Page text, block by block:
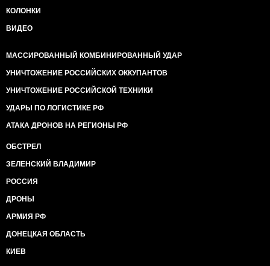
КОЛОНКИ
ВИДЕО
МАССИРОВАННЫЙ КОМБИНИРОВАННЫЙ УДАР
УНИЧТОЖЕНИЕ РОССИЙСКИХ ОККУПАНТОВ
УНИЧТОЖЕНИЕ РОССИЙСКОЙ ТЕХНИКИ
УДАРЫ ПО ЛОГИСТИКЕ РФ
АТАКА ДРОНОВ НА РЕГИОНЫ РФ
ОБСТРЕЛ
ЗЕЛЕНСКИЙ ВЛАДИМИР
РОССИЯ
ДРОНЫ
АРМИЯ РФ
ДОНЕЦКАЯ ОБЛАСТЬ
КИЕВ